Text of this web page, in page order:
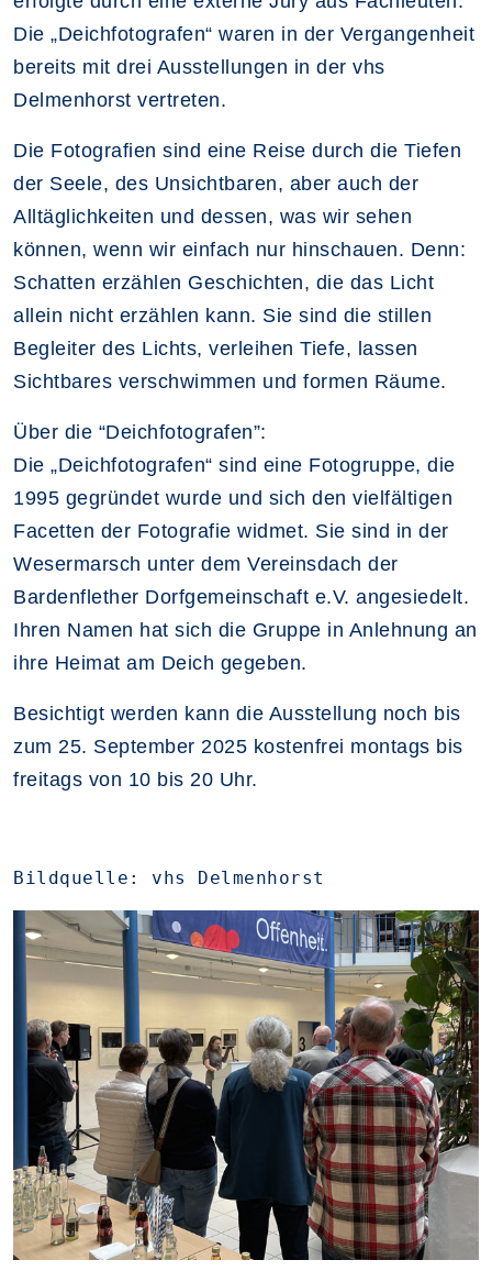
Die „Deichfotografen“ waren in der Vergangenheit
bereits mit drei Ausstellungen in der vhs
Delmenhorst vertreten.
Die Fotografien sind eine Reise durch die Tiefen
der Seele, des Unsichtbaren, aber auch der
Alltäglichkeiten und dessen, was wir sehen
können, wenn wir einfach nur hinschauen. Denn:
Schatten erzählen Geschichten, die das Licht
allein nicht erzählen kann. Sie sind die stillen
Begleiter des Lichts, verleihen Tiefe, lassen
Sichtbares verschwimmen und formen Räume.
Über die “Deichfotografen”:
Die „Deichfotografen“ sind eine Fotogruppe, die
1995 gegründet wurde und sich den vielfältigen
Facetten der Fotografie widmet. Sie sind in der
Wesermarsch unter dem Vereinsdach der
Bardenflether Dorfgemeinschaft e.V. angesiedelt.
Ihren Namen hat sich die Gruppe in Anlehnung an
ihre Heimat am Deich gegeben.
Besichtigt werden kann die Ausstellung noch bis
zum 25. September 2025 kostenfrei montags bis
freitags von 10 bis 20 Uhr.
Bildquelle: vhs Delmenhorst